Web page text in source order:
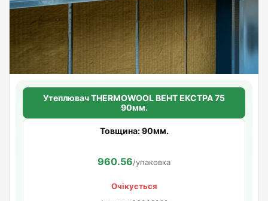
Утеплювач THERMOWOOL ВЕНТ ЕКСТРА 75
90мм.
Товщина: 90мм.
960.56/упаковка
Очікується